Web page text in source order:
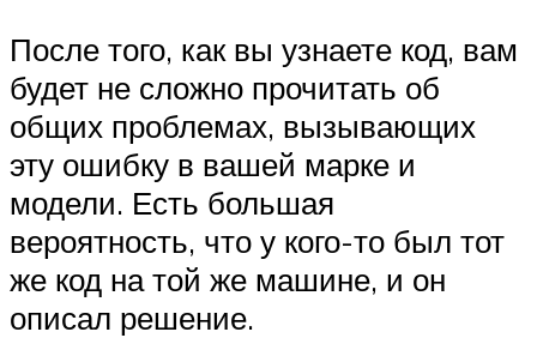
После того, как вы узнаете код, вам
будет не сложно прочитать об
общих проблемах, вызывающих
эту ошибку в вашей марке и
модели. Есть большая
вероятность, что у кого-то был тот
же код на той же машине, и он
описал решение.